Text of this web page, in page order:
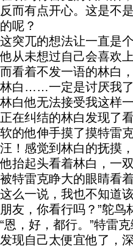
反而有点开心。这是不
的呢？
这突兀的想法让一直是
他从未想过自己会喜欢上
而看着不发一语的林白
林白……一定是讨厌我了
林白他无法接受我这样
正在纠结的林白发现了
软的他伸手摸了摸特雷克
汪！感觉到林白的抚摸
他抬起头看着林白，一
被特雷克睁大的眼睛看
这么一说，我也不知道
朋友，你看行吗？”鸵鸟
“恩，好，都行。”特雷
发现自己太便宜他了，